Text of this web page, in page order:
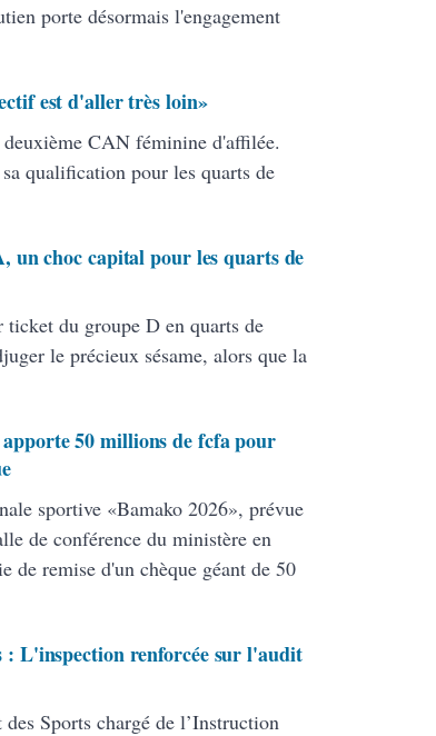
porte désormais l'engagement
est d'aller très loin»
deuxième CAN féminine d'affilée.
qualification pour les quarts de
choc capital pour les quarts de
ticket du groupe D en quarts de
le précieux sésame, alors que la
50 millions de fcfa pour
sportive «Bamako 2026», prévue
de conférence du ministère en
de remise d'un chèque géant de 50
: L'inspection renforcée sur l'audit
Sports chargé de l’Instruction